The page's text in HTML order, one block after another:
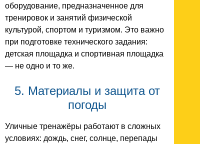
оборудование, предназначенное для
тренировок и занятий физической
культурой, спортом и туризмом. Это важно
при подготовке технического задания:
детская площадка и спортивная площадка
— не одно и то же.
5. Материалы и защита от
погоды
Уличные тренажёры работают в сложных
условиях: дождь, снег, солнце, перепады